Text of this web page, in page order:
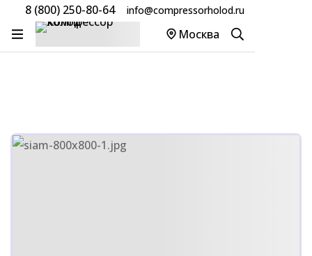
8 (800) 250-80-64 info@compressorholod.ru
Москва
Главная Товары
Компрессор Siam RN104WHDMT